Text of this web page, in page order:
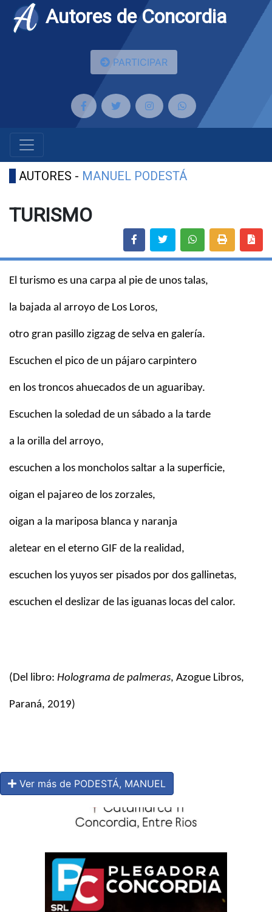
Autores de Concordia
PARTICIPAR
AUTORES - MANUEL PODESTÁ
TURISMO
El turismo es una carpa al pie de unos talas,
la bajada al arroyo de Los Loros,
otro gran pasillo zigzag de selva en galería.
Escuchen el pico de un pájaro carpintero
en los troncos ahuecados de un aguaribay.
Escuchen la soledad de un sábado a la tarde
a la orilla del arroyo,
escuchen a los moncholos saltar a la superficie,
oigan el pajareo de los zorzales,
oigan a la mariposa blanca y naranja
aletear en el eterno GIF de la realidad,
escuchen los yuyos ser pisados por dos gallinetas,
escuchen el deslizar de las iguanas locas del calor.
(Del libro: Holograma de palmeras, Azogue Libros,
Paraná, 2019)
Ver más de PODESTÁ, MANUEL